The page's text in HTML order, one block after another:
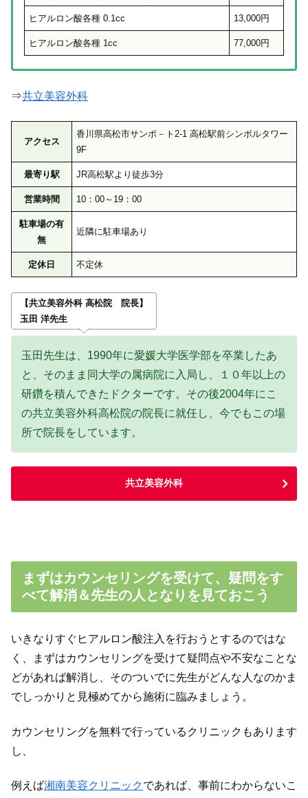
ヒアルロン酸各種 0.1cc 13,000円
ヒアルロン酸各種 1cc 77,000円
⇒共立美容外科
アクセス
香川県高松市サンポ－ト2-1 高松駅前シンボルタワー
9F
最寄り駅 JR高松駅より徒歩3分
営業時間 10：00～19：00
駐車場の有
無
近隣に駐車場あり
定休日 不定休
【共立美容外科 高松院 院長】
玉田 洋先生
玉田先生は、1990年に愛媛大学医学部を卒業したあ
と、そのまま同大学の属病院に入局し、１０年以上の
研鑽を積んできたドクターです。その後2004年にこ
の共立美容外科高松院の院長に就任し、今でもこの場
所で院長をしています。
共立美容外科
まずはカウンセリングを受けて、疑問をす
べて解消＆先生の人となりを見ておこう
いきなりすぐヒアルロン酸注入を行おうとするのではな
く、まずはカウンセリングを受けて疑問点や不安なことな
どがあれば解消し、そのついでに先生がどんな人なのかま
でしっかりと見極めてから施術に臨みましょう。
カウンセリングを無料で行っているクリニックもあります
し、
例えば湘南美容クリニックであれば、事前にわからないこ